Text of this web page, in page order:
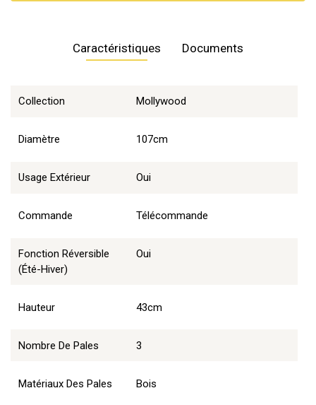
Caractéristiques
Collection Mollywood
Diamètre 107cm
Usage Extérieur Oui
Commande Télécommande
Fonction Réversible
(été-Hiver)
Oui
Hauteur 43cm
Nombre De Pales 3
Matériaux Des Pales Bois
Documents